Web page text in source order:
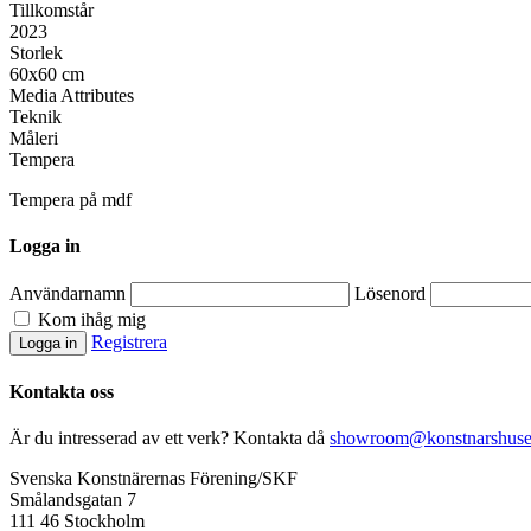
Tillkomstår
2023
Storlek
60x60 cm
Media Attributes
Teknik
Måleri
Tempera
Tempera på mdf
Logga in
Användarnamn
Lösenord
Kom ihåg mig
Registrera
Kontakta oss
Är du intresserad av ett verk? Kontakta då
Svenska Konstnärernas Förening/SKF
Smålandsgatan 7
111 46 Stockholm